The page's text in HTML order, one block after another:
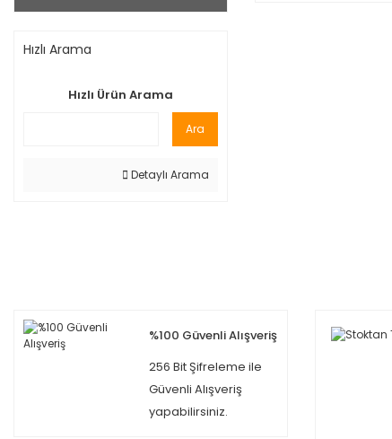
Hızlı Arama
Hızlı Ürün Arama
Ara
Detaylı Arama
%100 Güvenli Alışveriş
256 Bit Şifreleme ile
Güvenli Alışveriş
yapabilirsiniz.